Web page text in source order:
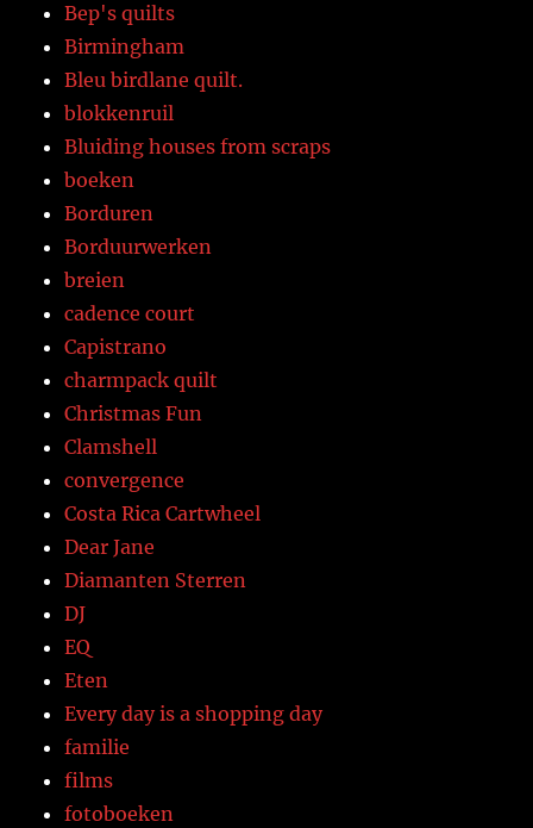
Bep's quilts
Birmingham
Bleu birdlane quilt.
blokkenruil
Bluiding houses from scraps
boeken
Borduren
Borduurwerken
breien
cadence court
Capistrano
charmpack quilt
Christmas Fun
Clamshell
convergence
Costa Rica Cartwheel
Dear Jane
Diamanten Sterren
DJ
EQ
Eten
Every day is a shopping day
familie
films
fotoboeken